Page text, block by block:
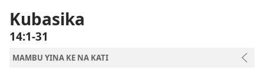
Biblia
Kubasika
14:1-31
MAMBU YINA KE NA KATI